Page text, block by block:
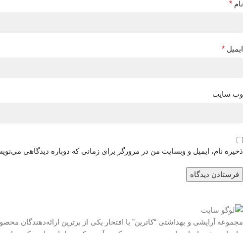
نام *
ایمیل *
وب‌ سایت
ذخیره نام، ایمیل و وبسایت من در مرورگر برای زمانی که دوباره دیدگاهی
مجموعه آرایشی و بهداشتی “کاترین” با افتخار یکی از برترین ارائه‌دهندگان